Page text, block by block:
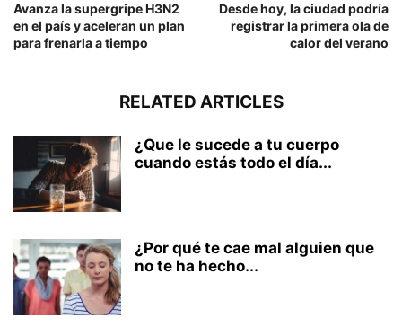
Avanza la supergripe H3N2
en el país y aceleran un plan
para frenarla a tiempo
Desde hoy, la ciudad podría
registrar la primera ola de
calor del verano
RELATED ARTICLES
¿Que le sucede a tu cuerpo
cuando estás todo el día...
¿Por qué te cae mal alguien que
no te ha hecho...